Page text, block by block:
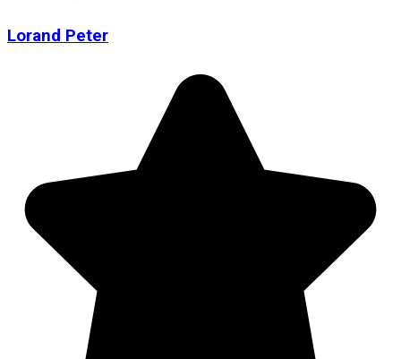
Lorand Peter